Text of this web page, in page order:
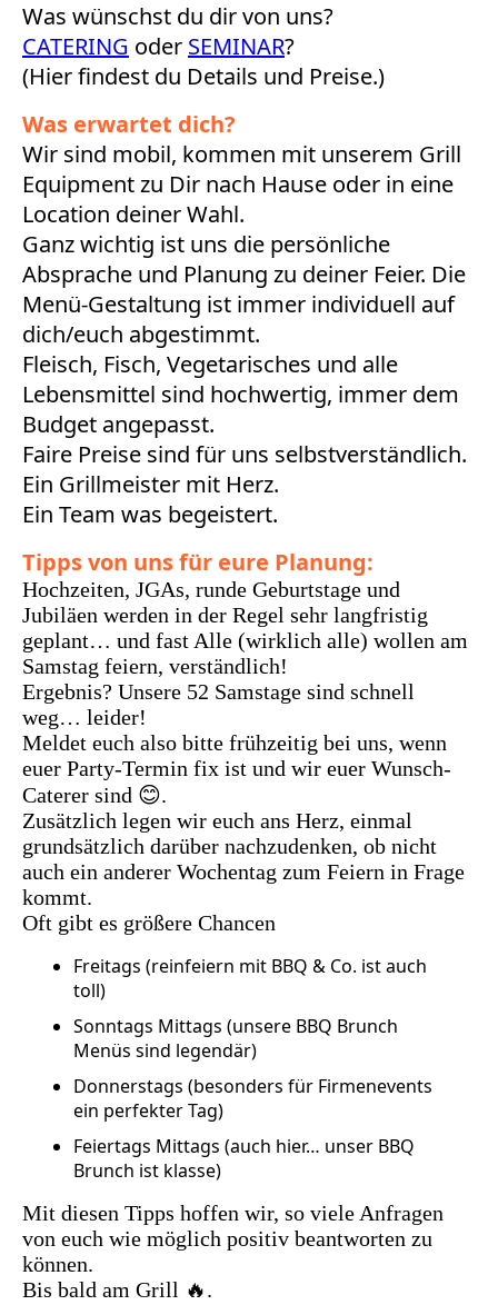
Was wünschst du dir von uns?
CATERING oder SEMINAR?
(Hier findest du Details und Preise.)
Was erwartet dich?
Wir sind mobil, kommen mit unserem Grill
Equipment zu Dir nach Hause oder in eine
Location deiner Wahl.
Ganz wichtig ist uns die persönliche
Absprache und Planung zu deiner Feier. Die
Menü-Gestaltung ist immer individuell auf
dich/euch abgestimmt.
Fleisch, Fisch, Vegetarisches und alle
Lebensmittel sind hochwertig, immer dem
Budget angepasst.
Faire Preise sind für uns selbstverständlich.
Ein Grillmeister mit Herz.
Ein Team was begeistert.
Tipps von uns für eure Planung:
Hochzeiten, JGAs, runde Geburtstage und
Jubiläen werden in der Regel sehr langfristig
geplant… und fast Alle (wirklich alle) wollen am
Samstag feiern, verständlich!
Ergebnis? Unsere 52 Samstage sind schnell
weg… leider!
Meldet euch also bitte frühzeitig bei uns, wenn
euer Party-Termin fix ist und wir euer Wunsch-
Caterer sind 😊.
Zusätzlich legen wir euch ans Herz, einmal
grundsätzlich darüber nachzudenken, ob nicht
auch ein anderer Wochentag zum Feiern in Frage
kommt.
Oft gibt es größere Chancen
Freitags (reinfeiern mit BBQ & Co. ist auch
toll)
Sonntags Mittags (unsere BBQ Brunch
Menüs sind legendär)
Donnerstags (besonders für Firmenevents
ein perfekter Tag)
Feiertags Mittags (auch hier… unser BBQ
Brunch ist klasse)
Mit diesen Tipps hoffen wir, so viele Anfragen
von euch wie möglich positiv beantworten zu
können.
Bis bald am Grill 🔥.